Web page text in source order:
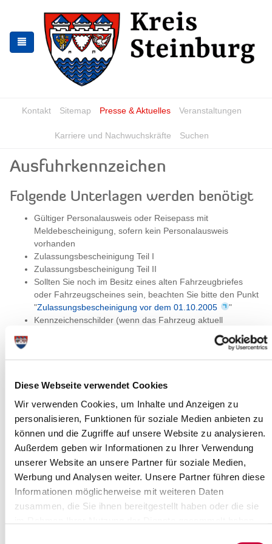
Diese Webseite verwendet Cookies
Wir verwenden Cookies, um Inhalte und Anzeigen zu
personalisieren, Funktionen für soziale Medien anbieten zu
können und die Zugriffe auf unsere Website zu analysieren.
Außerdem geben wir Informationen zu Ihrer Verwendung
unserer Website an unsere Partner für soziale Medien,
Werbung und Analysen weiter. Unsere Partner führen diese
Informationen möglicherweise mit weiteren Daten
zusammen, die Sie ihnen bereitgestellt haben oder die sie
springen
springen
Kontakt Sitemap Presse & Aktuelles Veranstaltungen
Karriere und Nachwuchskräfte Suchen
Ausfuhrkennzeichen
Folgende Unterlagen werden benötigt
Gültiger Personalausweis oder Reisepass mit
Meldebescheinigung, sofern kein Personalausweis
vorhanden
Zulassungsbescheinigung Teil I
Zulassungsbescheinigung Teil II
Sollten Sie noch im Besitz eines alten Fahrzeugbriefes
oder Fahrzeugscheines sein, beachten Sie bitte den Punkt
"Zulassungsbescheinigung vor dem 01.10.2005
"
Kennzeichenschilder (wenn das Fahrzeug aktuell
Vollmacht bei Vertretung (zusätzlich gültiger
finden Siehierunter dem Namen "Vollmacht für die
Versicherungsbestätigung (gelb) für die internationale
Zulassung
Das Fahrzeug ist vorzuführen, wenn ein weiteres
Ausfuhrkennzeichen beantragt wird, oder wenn das
Fahrzeug ausländische Papiere hat
SEPA-Lastschriftmandat (Kfz-Steuer) -den Vordruck finden
Bei nicht vorhandenen Wohnsitz in Deutschland: Nennung
eines Empfangsberechtigten mit Wohnsitz in Deutschland.